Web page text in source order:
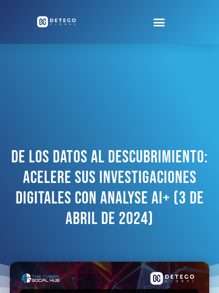
De Los Datos Al Descubrimiento:
Acelere Sus Investigaciones
Digitales Con Analyse AI+ (3 De
Abril De 2024)